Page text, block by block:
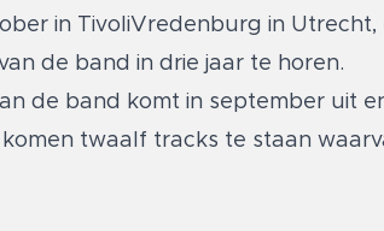
in TivoliVredenburg in Utrecht,
de band in drie jaar te horen.
de band komt in september uit
twaalf tracks te staan